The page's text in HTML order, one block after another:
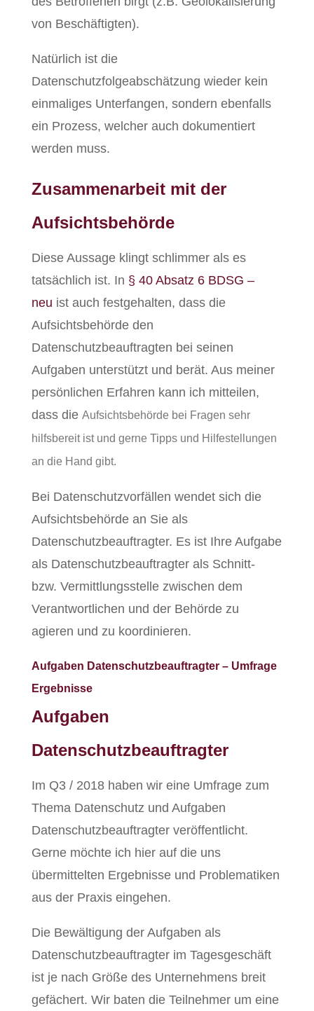
von Beschäftigten).
Natürlich ist die
Datenschutzfolgeabschätzung wieder kein
einmaliges Unterfangen, sondern ebenfalls
ein Prozess, welcher auch dokumentiert
werden muss.
Zusammenarbeit mit der
Aufsichtsbehörde
Diese Aussage klingt schlimmer als es
tatsächlich ist. In § 40 Absatz 6 BDSG –
neu ist auch festgehalten, dass die
Aufsichtsbehörde den
Datenschutzbeauftragten bei seinen
Aufgaben unterstützt und berät. Aus meiner
persönlichen Erfahren kann ich mitteilen,
dass die Aufsichtsbehörde bei Fragen sehr
hilfsbereit ist und gerne Tipps und Hilfestellungen
an die Hand gibt.
Bei Datenschutzvorfällen wendet sich die
Aufsichtsbehörde an Sie als
Datenschutzbeauftragter. Es ist Ihre Aufgabe
als Datenschutzbeauftragter als Schnitt-
bzw. Vermittlungsstelle zwischen dem
Verantwortlichen und der Behörde zu
agieren und zu koordinieren.
Aufgaben Datenschutzbeauftragter – Umfrage
Ergebnisse
Aufgaben
Datenschutzbeauftragter
Im Q3 / 2018 haben wir eine Umfrage zum
Thema Datenschutz und Aufgaben
Datenschutzbeauftragter veröffentlicht.
Gerne möchte ich hier auf die uns
übermittelten Ergebnisse und Problematiken
aus der Praxis eingehen.
Die Bewältigung der Aufgaben als
Datenschutzbeauftragter im Tagesgeschäft
ist je nach Größe des Unternehmens breit
gefächert. Wir baten die Teilnehmer um eine